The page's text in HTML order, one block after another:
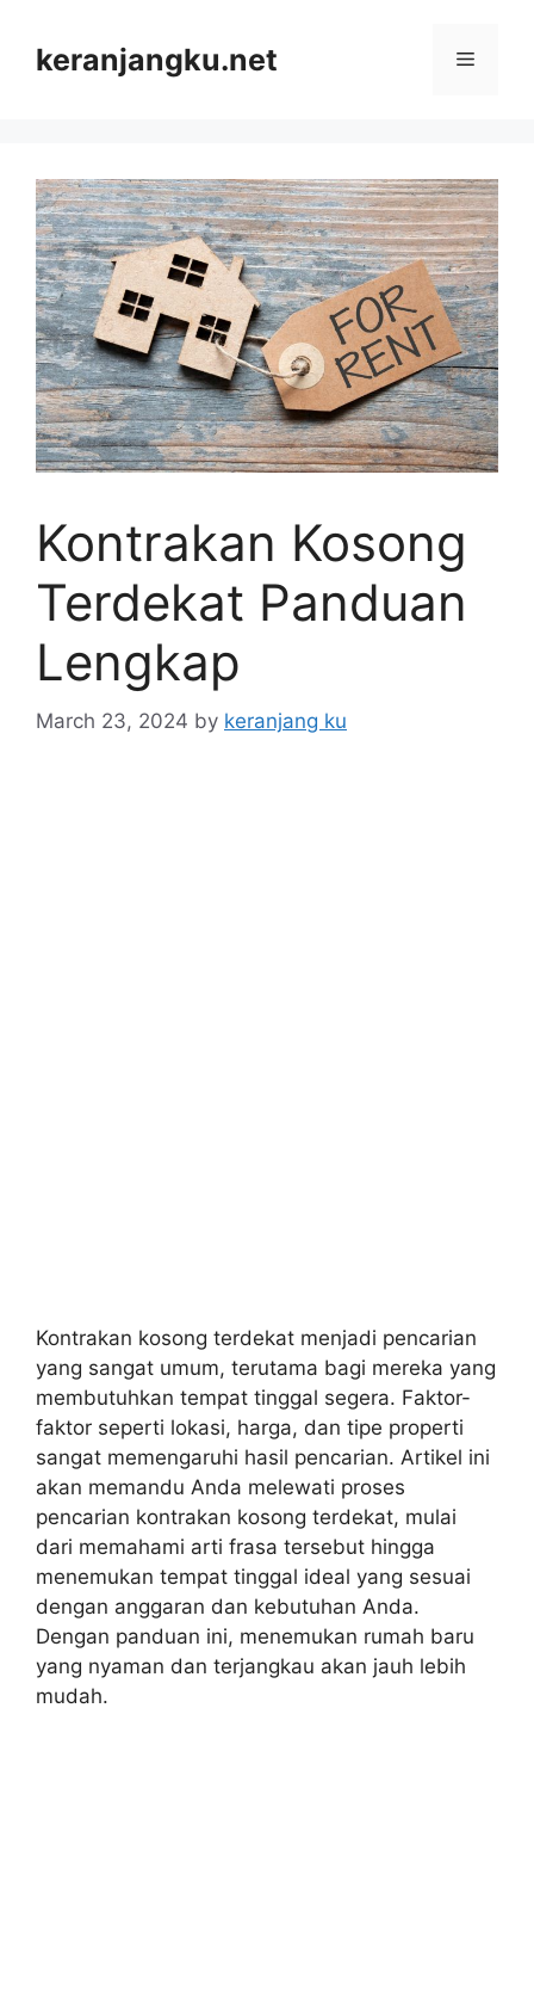
contentkeranjangku.net Menu
Kontrakan Kosong
Terdekat Panduan
Lengkap
March 23, 2024 by keranjang ku
Kontrakan kosong terdekat menjadi pencarian
yang sangat umum, terutama bagi mereka yang
membutuhkan tempat tinggal segera. Faktor-
faktor seperti lokasi, harga, dan tipe properti
sangat memengaruhi hasil pencarian. Artikel ini
akan memandu Anda melewati proses
pencarian kontrakan kosong terdekat, mulai
dari memahami arti frasa tersebut hingga
menemukan tempat tinggal ideal yang sesuai
dengan anggaran dan kebutuhan Anda.
Dengan panduan ini, menemukan rumah baru
yang nyaman dan terjangkau akan jauh lebih
mudah.